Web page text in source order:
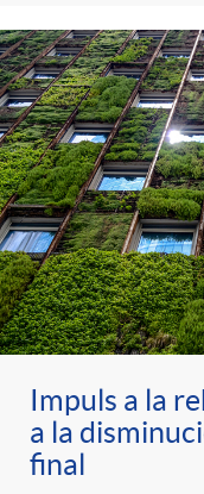
o
r
i
a
s
Impuls a la
a la
final